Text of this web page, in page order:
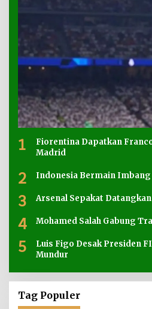
1
Fiorentina Dapatkan
Madrid
2 Indonesia Bermain Imbang
3 Arsenal Sepakat
4 Mohamed Salah Gabung
5
Luis Figo Desak Presiden
Mundur
Tag Populer